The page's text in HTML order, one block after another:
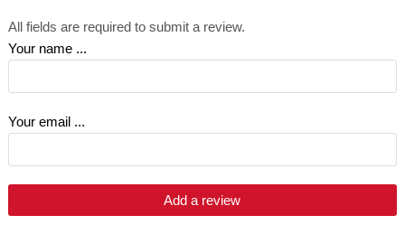
All fields are required to submit a review.
Your name ...
Your email ...